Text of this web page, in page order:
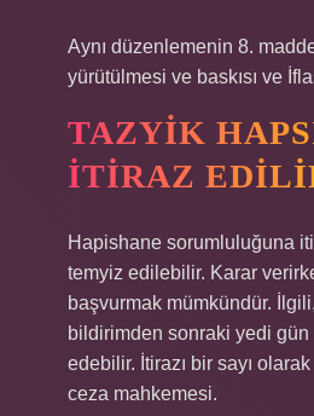
Aynı düzenlemenin 8.
yürütülmesi ve baskısı ve
TAZYIK
ITIRAZ
Hapishane sorumluluğuna
temyiz edilebilir. Karar
başvurmak mümkündür.
bildirimden sonraki yedi
edebilir. İtirazı bir sayı
ceza mahkemesi.